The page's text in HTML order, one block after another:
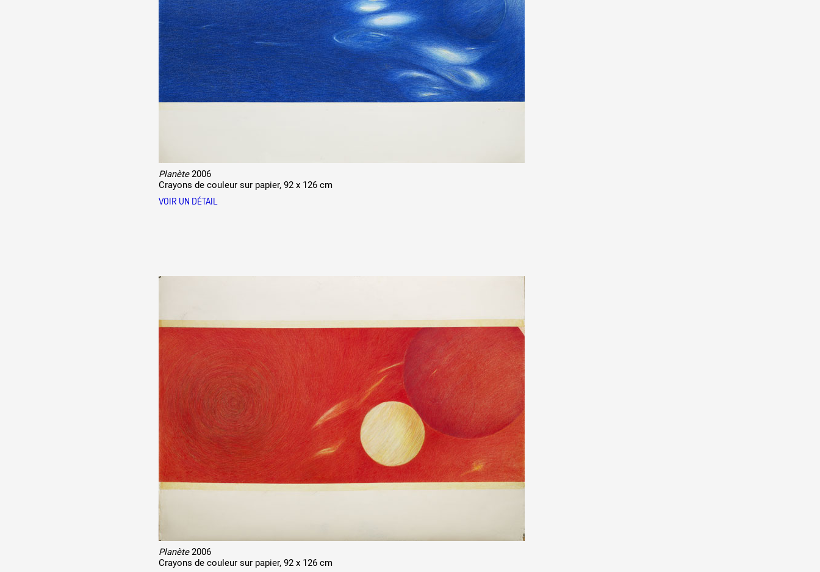
Planète2006
Crayons de couleur sur papier, 92 x 126 cm
VOIR UN DÉTAIL
Planète2006
Crayons de couleur sur papier, 92 x 126 cm